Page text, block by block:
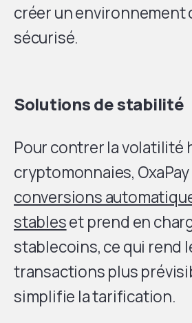
créer un environnement
sécurisé.
Solutions de stabilité
Pour contrer la volatilité
cryptomonnaies,
conversions
stableset prend en
stablecoins, ce qui rend
transactions plus
simplifie la tarification.